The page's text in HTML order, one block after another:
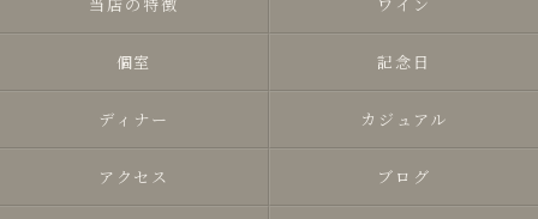
当店の特徴 ワイン
個室 記念日
ディナー カジュアル
アクセス ブログ